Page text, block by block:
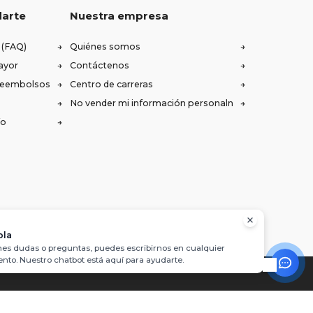
Nuestra empresa
Quiénes somos
Contáctenos
Centro de carreras
No vender mi información personaln
dudas o preguntas, puedes escribirnos en cualquier
Nuestro chatbot está aquí para ayudarte.